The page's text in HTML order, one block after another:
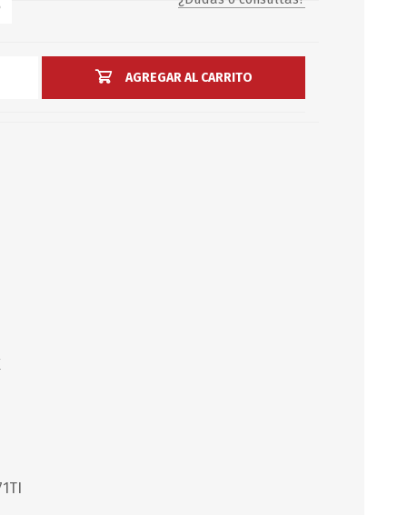
SCHAFER+PETERS GMBH
Balsas Salvavidas
AGREGAR AL CARRITO